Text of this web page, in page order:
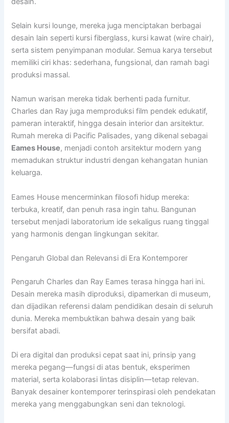
Selain kursi lounge, mereka juga menciptakan berbagai
desain lain seperti kursi fiberglass, kursi kawat (wire chair),
serta sistem penyimpanan modular. Semua karya tersebut
memiliki ciri khas: sederhana, fungsional, dan ramah bagi
produksi massal.
Namun warisan mereka tidak berhenti pada furnitur.
Charles dan Ray juga memproduksi film pendek edukatif,
pameran interaktif, hingga desain interior dan arsitektur.
Rumah mereka di Pacific Palisades, yang dikenal sebagai
Eames House, menjadi contoh arsitektur modern yang
memadukan struktur industri dengan kehangatan hunian
keluarga.
Eames House mencerminkan filosofi hidup mereka:
terbuka, kreatif, dan penuh rasa ingin tahu. Bangunan
tersebut menjadi laboratorium ide sekaligus ruang tinggal
yang harmonis dengan lingkungan sekitar.
Pengaruh Global dan Relevansi di Era Kontemporer
Pengaruh Charles dan Ray Eames terasa hingga hari ini.
Desain mereka masih diproduksi, dipamerkan di museum,
dan dijadikan referensi dalam pendidikan desain di seluruh
dunia. Mereka membuktikan bahwa desain yang baik
bersifat abadi.
Di era digital dan produksi cepat saat ini, prinsip yang
mereka pegang—fungsi di atas bentuk, eksperimen
material, serta kolaborasi lintas disiplin—tetap relevan.
Banyak desainer kontemporer terinspirasi oleh pendekatan
mereka yang menggabungkan seni dan teknologi.